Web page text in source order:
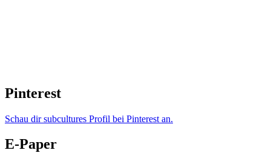
Pinterest
Schau dir subcultures Profil bei Pinterest an.
E-Paper